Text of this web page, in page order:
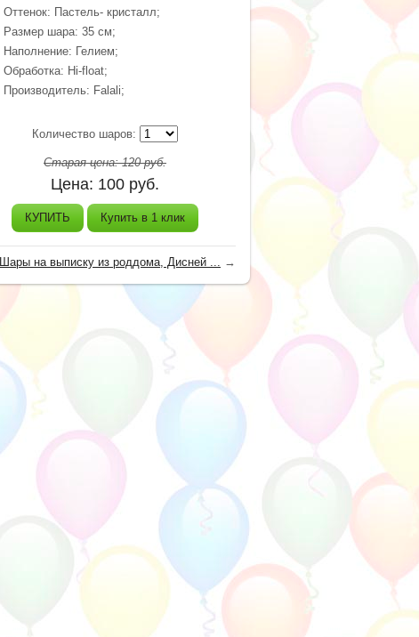
Оттенок: Пастель- кристалл;
Размер шара: 35 см;
Наполнение: Гелием;
Обработка: Hi-float;
Производитель: Falali;
Количество шаров:
Старая цена:120руб.
Цена: 100 руб.
КУПИТЬ Купить в 1 клик
Шары на выписку из роддома, Дисней ... →